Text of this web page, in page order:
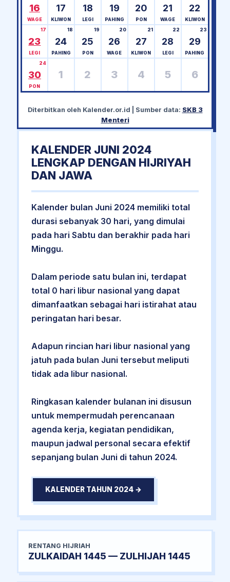
16
WAGE
17
KLIWON
18
LEGI
19
PAHING
20
PON
21
WAGE
22
KLIWON
23
17
LEGI
24
18
PAHING
25
19
PON
26
20
WAGE
27
21
KLIWON
28
22
LEGI
29
23
PAHING
30
24
PON
1 2 3 4 5 6
Diterbitkan oleh Kalender.or.id | Sumber data: SKB 3
Menteri
KALENDER JUNI 2024
LENGKAP DENGAN HIJRIYAH
DAN JAWA
Kalender bulan Juni 2024 memiliki total
durasi sebanyak 30 hari, yang dimulai
pada hari Sabtu dan berakhir pada hari
Minggu.
Dalam periode satu bulan ini, terdapat
total 0 hari libur nasional yang dapat
dimanfaatkan sebagai hari istirahat atau
peringatan hari besar.
Adapun rincian hari libur nasional yang
jatuh pada bulan Juni tersebut meliputi
tidak ada libur nasional.
Ringkasan kalender bulanan ini disusun
untuk mempermudah perencanaan
agenda kerja, kegiatan pendidikan,
maupun jadwal personal secara efektif
sepanjang bulan Juni di tahun 2024.
KALENDER TAHUN 2024 →
RENTANG HIJRIAH
ZULKAIDAH 1445 — ZULHIJAH 1445